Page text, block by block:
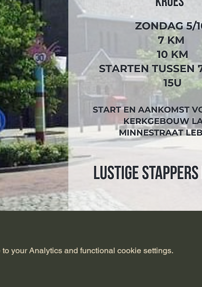
your Analytics and functional cookie settings.